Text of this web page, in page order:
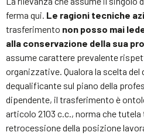
ferma qui. Le ragioni tecniche
trasferimento non posso mai
alla conservazione della sua
assume carattere prevalente
organizzative. Qualora la scelta del
dequalificante sul piano della
dipendente, il trasferimento è
articolo 2103 c.c., norma che tutela
retrocessione della posizione